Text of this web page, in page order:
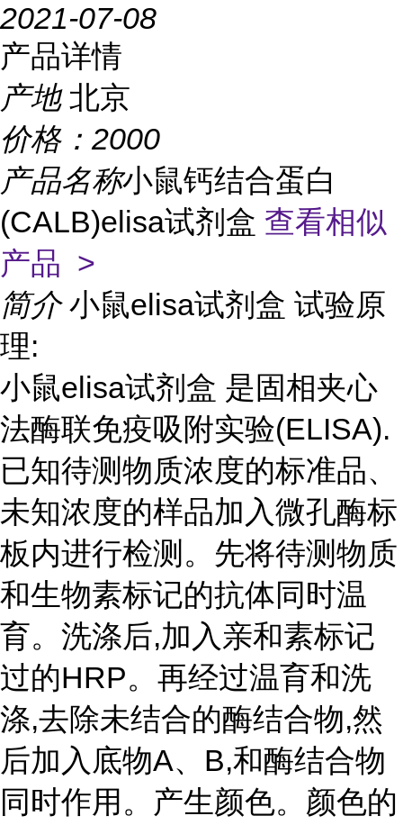
2021-07-08
产品详情
产地 北京
价格： 2000
产品名称小鼠钙结合蛋白
(CALB)elisa试剂盒 查看相似
产品 >
简介 小鼠elisa试剂盒 试验原
理:
小鼠elisa试剂盒 是固相夹心
法酶联免疫吸附实验(ELISA).
已知待测物质浓度的标准品、
未知浓度的样品加入微孔酶标
板内进行检测。先将待测物质
和生物素标记的抗体同时温
育。洗涤后,加入亲和素标记
过的HRP。再经过温育和洗
涤,去除未结合的酶结合物,然
后加入底物A、B,和酶结合物
同时作用。产生颜色。颜色的